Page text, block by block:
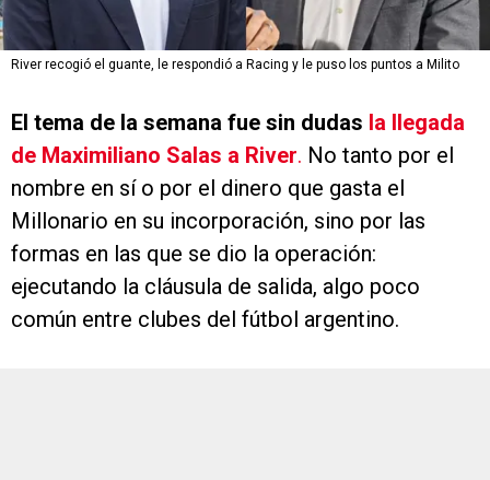
River recogió el guante, le respondió a Racing y le puso los puntos a Milito
El tema de la semana fue sin dudas la llegada
de Maximiliano Salas a River. No tanto por el
nombre en sí o por el dinero que gasta el
Millonario en su incorporación, sino por las
formas en las que se dio la operación:
ejecutando la cláusula de salida, algo poco
común entre clubes del fútbol argentino.